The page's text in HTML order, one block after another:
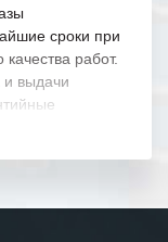
сроки при
работ.
выдачи
в